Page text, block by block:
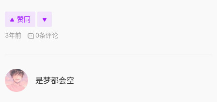
赞同
3年前 0条评论
是梦都会空